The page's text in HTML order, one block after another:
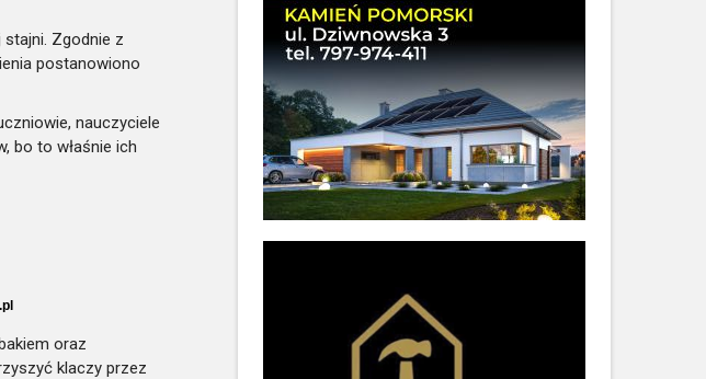
Zgodnie z
postanowiono
nauczyciele
bo to właśnie ich
oraz
klaczy przez